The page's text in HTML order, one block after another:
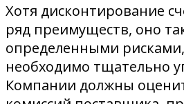
Хотя дисконтирование
ряд преимуществ, оно
определенными
необходимо тщательно
Компании должны